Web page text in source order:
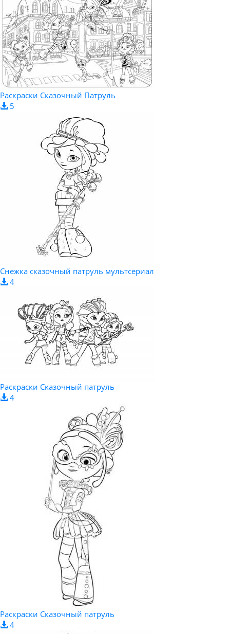
Раскраски Сказочный Патруль
5
Снежка сказочный патруль мультсериал
4
Раскраски Сказочный патруль
4
Раскраски Сказочный патруль
4